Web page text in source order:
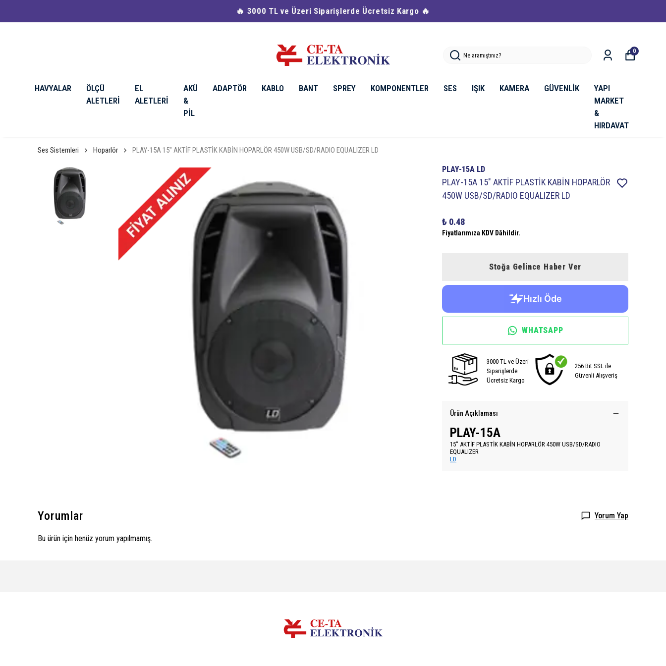
🔥 3000 TL ve Üzeri Siparişlerde Ücretsiz Kargo 🔥
HAVYALAR
ÖLÇÜ
ALETLERİ
EL
ALETLERİ
AKÜ
&
PİL
ADAPTÖR KABLO BANT SPREY KOMPONENTLER SES IŞIK KAMERA GÜVENLİK
YAPI
MARKET
&
HIRDAVAT
0
Ses Sistemleri Hoparlör PLAY-15A 15″ AKTİF PLASTİK KABİN HOPARLÖR 450W USB/SD/RADIO EQUALIZER LD
PLAY-15A LD
PLAY-15A 15″ AKTİF PLASTİK KABİN HOPARLÖR
450W USB/SD/RADIO EQUALIZER LD
₺ 0.48
Fiyatlarımıza KDV Dâhildir.
Stoğa Gelince Haber Ver
WHATSAPP
3000 TL ve Üzeri
Siparişlerde
Ücretsiz Kargo
256 Bit SSL ile
Güvenli Alışveriş
Ürün Açıklaması
PLAY-15A
15″ AKTİF PLASTİK KABİN HOPARLÖR 450W USB/SD/RADIO
EQUALIZER
LD
Yorumlar Yorum Yap
Bu ürün için henüz yorum yapılmamış.